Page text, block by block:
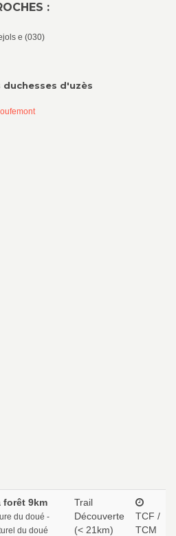
:
e (030)
d'uzès
forêt 9km
du doué -
du doué
Trail
Découverte
(< 21km)
TCF /
TCM